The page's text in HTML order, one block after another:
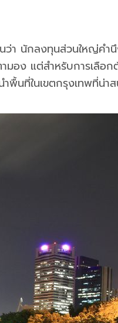
า นักลงทุนส่วนใหญ่คำ
อง แต่สำหรับการเลือ
นที่ในเขตกรุงเทพที่น่า